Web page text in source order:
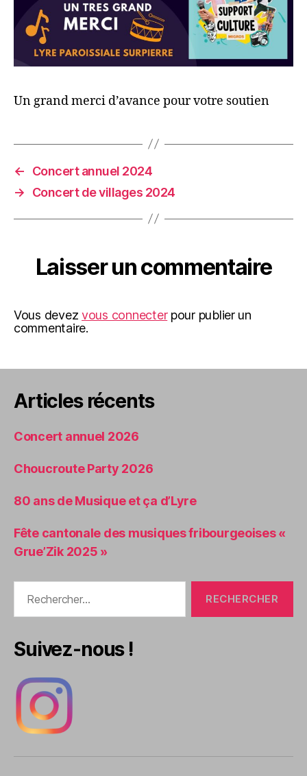
Un grand merci d’avance pour votre soutien
←
Concert annuel 2024
→
Concert de villages 2024
Laisser un commentaire
Vous devezvous connecterpour publier un
commentaire.
Articles récents
Concert annuel 2026
Choucroute Party 2026
80 ans de Musique et ça d’Lyre
Fête cantonale des musiques fribourgeoises «
Grue’Zik 2025 »
Suivez-nous !